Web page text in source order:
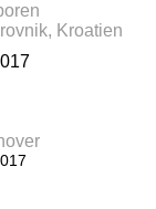
Kroatien